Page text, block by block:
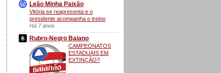
Leão Minha Paixão
Vitória se reapresenta e o
presidente acompanha o treino
Há 7 anos
Rubro-Negro Baiano
CAMPEONATOS
ESTADUAIS EM
EXTINÇÃO?